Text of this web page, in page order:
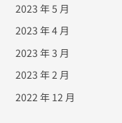
2023 年 5 月
2023 年 4 月
2023 年 3 月
2023 年 2 月
2022 年 12 月